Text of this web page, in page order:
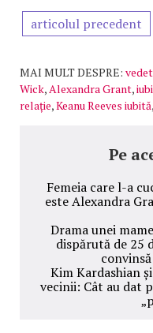
articolul precedent
MAI MULT DESPRE:
Wick, Alexandra Grant,
relație,Keanu Reeves iubită,
Pe
Femeia care l-a
este Alexandra
Drama unei
dispărută de 25
Kim Kardashian
vecinii: Cât au dat